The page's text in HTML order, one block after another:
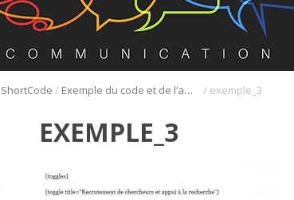
ShortCode / Exemple du code et de l’affichage / exemple_3
EXEMPLE_3